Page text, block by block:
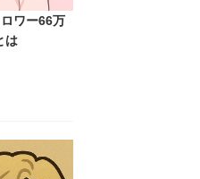
ワー66万
は